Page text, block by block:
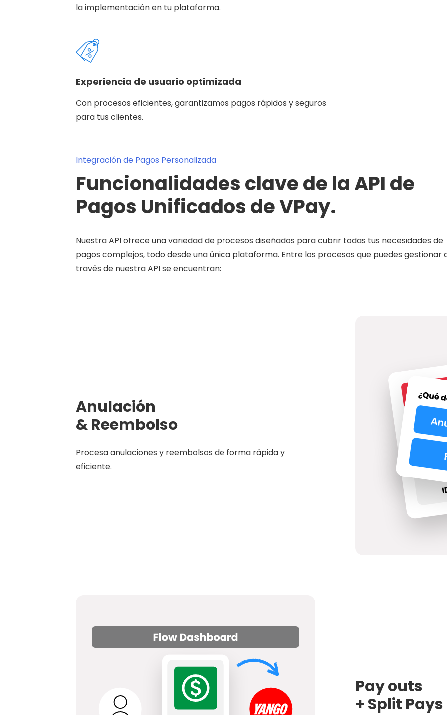
la implementación en tu plataforma.
Experiencia de usuario optimizada
Con procesos eficientes, garantizamos pagos rápidos y seguros
para tus clientes.
Integración de Pagos Personalizada
Funcionalidades clave de la API de
Pagos Unificados de VPay.
Nuestra API ofrece una variedad de procesos diseñados para cubrir todas tus necesidades de
pagos complejos, todo desde una única plataforma. Entre los procesos que puedes gestionar
través de nuestra API se encuentran:
Anulación
& Reembolso
Procesa anulaciones y reembolsos de forma rápida y
eficiente.
Pay outs
+ Split Pays